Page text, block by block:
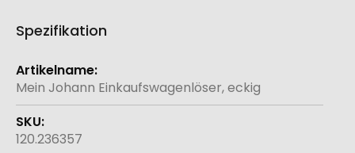
Spezifikation
Weitere
Informationen
Mein Johann Einkaufswagenlöser, eckig
120.236357